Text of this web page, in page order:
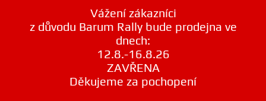
Vážení zákazníci
z důvodu Barum Rally bude prodejna ve
dnech:
12.8.-16.8.26
ZAVŘENA
Děkujeme za pochopení